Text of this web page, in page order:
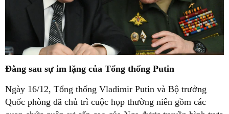
Đằng sau sự im lặng của Tổng thống Putin
Ngày 16/12, Tổng thống Vladimir Putin và Bộ trưởng
Quốc phòng đã chủ trì cuộc họp thường niên gồm các